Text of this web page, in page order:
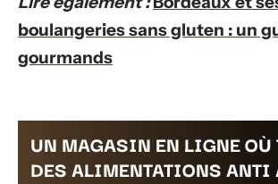
boulangeries sans gluten : un
gourmands
UN MAGASIN EN LIGNE OÙ
DES ALIMENTATIONS ANTI